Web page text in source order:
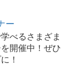
ー
べるさまざま
開催中！ぜひ
！